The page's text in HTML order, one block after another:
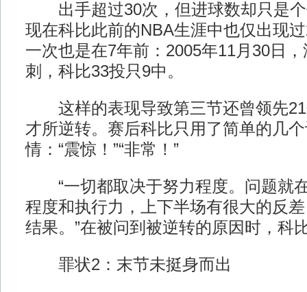
出手超过30次，但进球数却只是个
现在科比此前的NBA生涯中也仅出现
一次也是在7年前：2005年11月30日
刺，科比33投只9中。
这样的表现导致第三节还曾领先21
才所逆转。赛后科比只用了简单的几
情：“震惊！”“非常！”
“一切都取决于努力程度。问题就
程度和执行力，上下半场有很大的反
结果。”在被问到被逆转的原因时，科
罪状2：末节未挺身而出